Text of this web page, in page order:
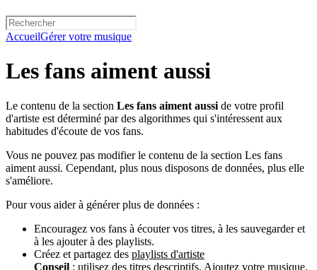
AccueilGérer votre musique
Les fans aiment aussi
Le contenu de la section Les fans aiment aussi de votre profil
d'artiste est déterminé par des algorithmes qui s'intéressent aux
habitudes d'écoute de vos fans.
Vous ne pouvez pas modifier le contenu de la section Les fans
aiment aussi. Cependant, plus nous disposons de données, plus elle
s'améliore.
Pour vous aider à générer plus de données :
Encouragez vos fans à écouter vos titres, à les sauvegarder et
à les ajouter à des playlists.
Créez et partagez des playlists d'artiste
Conseil : utilisez des titres descriptifs. Ajoutez votre musique,